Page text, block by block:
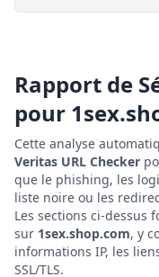
Rapport de
pour
Cette analyse
Veritas URL Checker
que le phishing, les
liste noire ou les
Les sections ci-dessus
sur 1sex.shop.com, y
informations IP, les
SSL/TLS.